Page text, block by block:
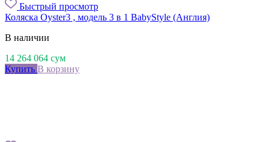
Быстрый просмотр
Коляска Oyster3 , модель 3 в 1 BabyStyle (Англия)
В наличии
14 264 064 сум
Купить В корзину